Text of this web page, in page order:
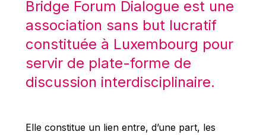
Bridge Forum Dialogue est une
association sans but lucratif
constituée à Luxembourg pour
servir de plate-forme de
discussion interdisciplinaire.
Elle constitue un lien entre, d’une part, les